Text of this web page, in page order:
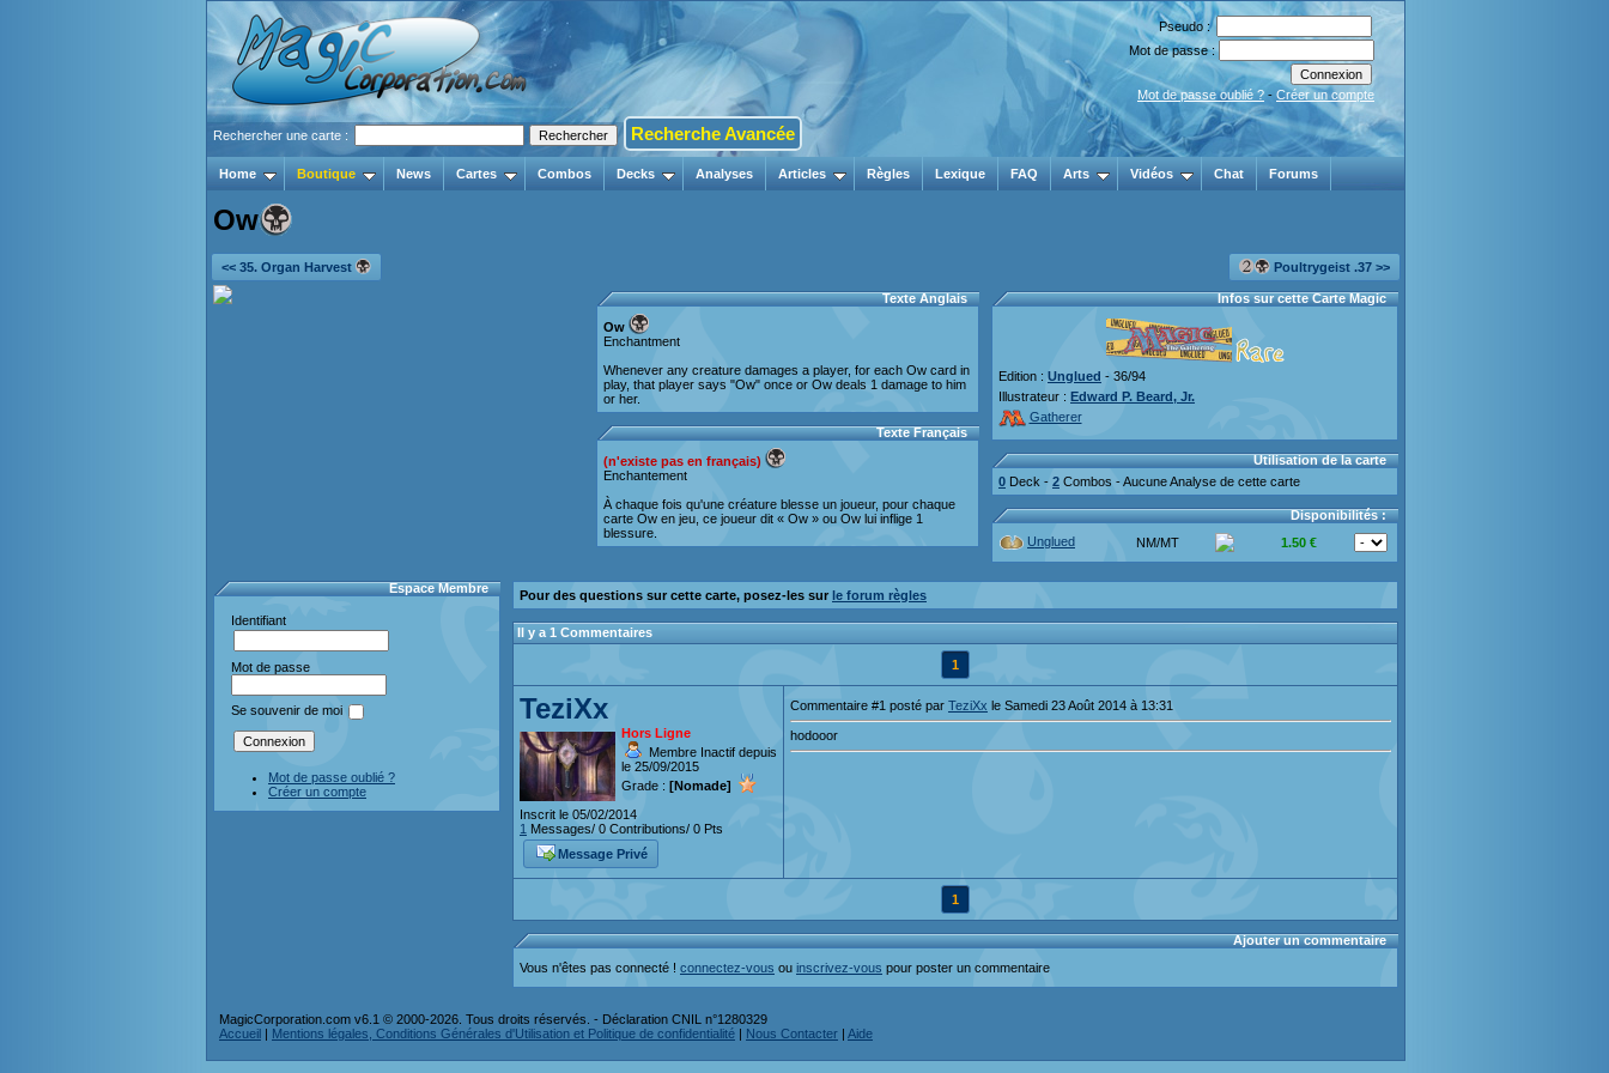
Pseudo :
Mot de passe :
Mot de passe oublié ? - Créer un compte
Rechercher une carte : Recherche Avancée
Home Boutique News Cartes Combos Decks Analyses Articles Règles Lexique FAQ Arts Vidéos Chat Forums
Ow
<< 35. Organ Harvest Poultrygeist .37 >>
Texte Anglais
Ow
Enchantment
Whenever any creature damages a player, for each Ow card in
play, that player says "Ow" once or Ow deals 1 damage to him
or her.
Texte Français
(n'existe pas en français)
Enchantement
À chaque fois qu'une créature blesse un joueur, pour chaque
carte Ow en jeu, ce joueur dit « Ow » ou Ow lui inflige 1
blessure.
Infos sur cette Carte Magic
Edition : Unglued - 36/94
Illustrateur : Edward P. Beard, Jr.
Gatherer
Utilisation de la carte
0 Deck - 2 Combos - Aucune Analyse de cette carte
Disponibilités :
Unglued
NM/MT 1.50 €
Espace Membre
Identifiant
Mot de passe
Se souvenir de moi
Mot de passe oublié ?
Créer un compte
Pour des questions sur cette carte, posez-les sur le forum règles
Il y a 1 Commentaires
1
TeziXx
Hors Ligne
Membre Inactif depuis
le 25/09/2015
Grade : [Nomade]
Inscrit le 05/02/2014
1 Messages/ 0 Contributions/ 0 Pts
Message Privé
Commentaire #1 posté par TeziXx le Samedi 23 Août 2014 à 13:31
hodooor
1
Ajouter un commentaire
Vous n'êtes pas connecté ! connectez-vous ou inscrivez-vous pour poster un commentaire
MagicCorporation.com v6.1 © 2000-2026. Tous droits réservés. - Déclaration CNIL n°1280329
Accueil | Mentions légales, Conditions Générales d'Utilisation et Politique de confidentialité | Nous Contacter | Aide